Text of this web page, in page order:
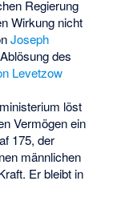
Regierung
Wirkung nicht
Joseph
des
Levetzow
löst
Vermögen ein
175, der
männlichen
Er bleibt in